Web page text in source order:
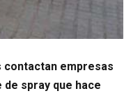
contactan empresas
spray que hace